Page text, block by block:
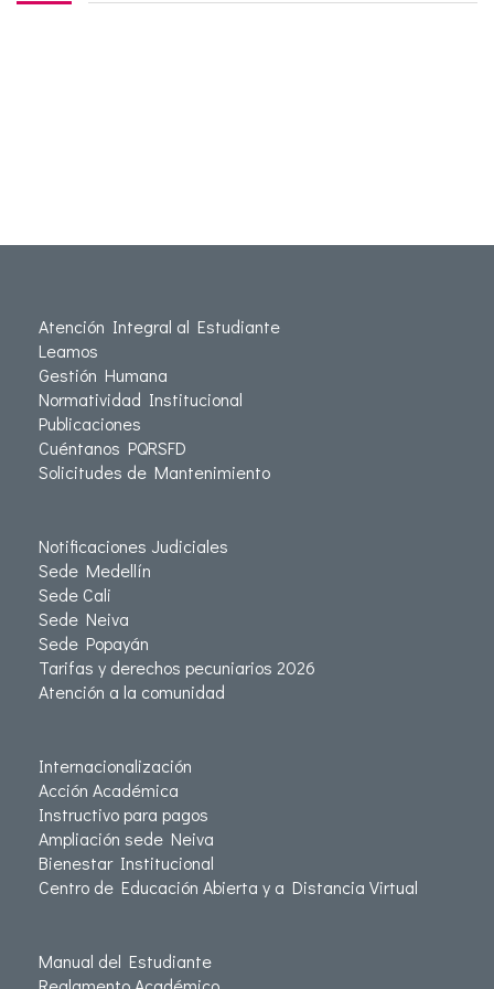
Atención Integral al Estudiante
Leamos
Gestión Humana
Normatividad Institucional
Publicaciones
Cuéntanos PQRSFD
Solicitudes de Mantenimiento
Notificaciones Judiciales
Sede Medellín
Sede Cali
Sede Neiva
Sede Popayán
Tarifas y derechos pecuniarios 2026
Atención a la comunidad
Internacionalización
Acción Académica
Instructivo para pagos
Ampliación sede Neiva
Bienestar Institucional
Centro de Educación Abierta y a Distancia Virtual
Manual del Estudiante